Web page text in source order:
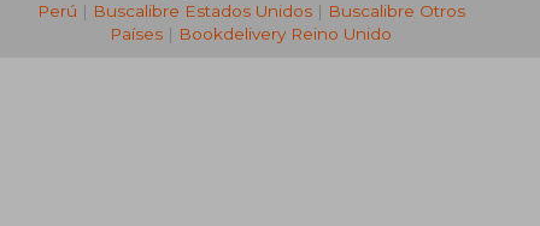
Perú | Buscalibre Estados Unidos| Buscalibre Otros
Países | Bookdelivery Reino Unido